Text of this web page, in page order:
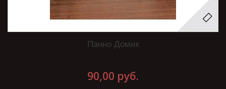
Панно Домик
90,00 руб.